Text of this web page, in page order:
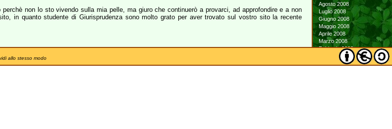
non lo sto vivendo sulla mia pelle, ma giuro che continuerò a provarci, ad approfondire e a non
in quanto studente di Giurisprudenza sono molto grato per aver trovato sul vostro sito la recente
Agosto 2008
Luglio 2008
Giugno 2008
Maggio 2008
Aprile 2008
Marzo 2008
Febbraio 2008
Gennaio 2008
Dicembre 2007
allo stesso modo